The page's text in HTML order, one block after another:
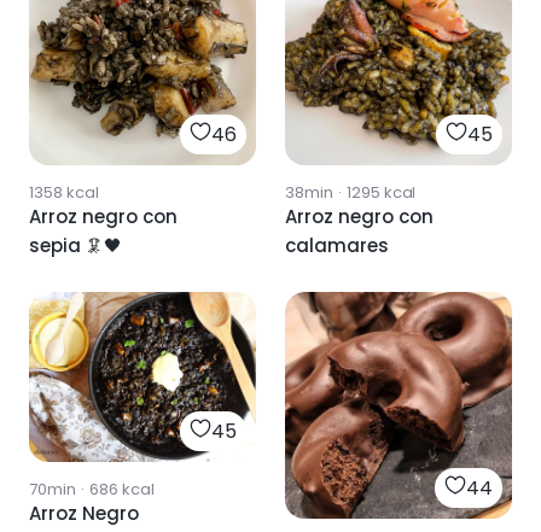
46
1358 kcal
Arroz negro con
sepia 🦑🖤
45
38min · 1295 kcal
Arroz negro con
calamares
45
70min · 686 kcal
Arroz Negro
44